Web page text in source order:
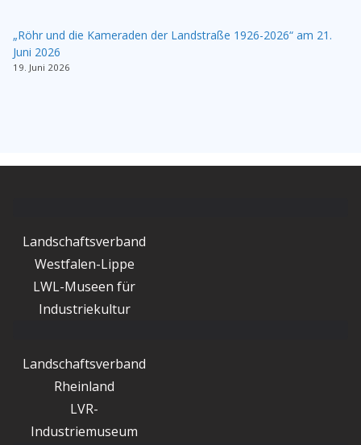
„Röhr und die Kameraden der Landstraße 1926-2026“ am 21.
Juni 2026
19. Juni 2026
Landschaftsverband
Westfalen-Lippe
LWL-Museen für
Industriekultur
Landschaftsverband
Rheinland
LVR-
Industriemuseum